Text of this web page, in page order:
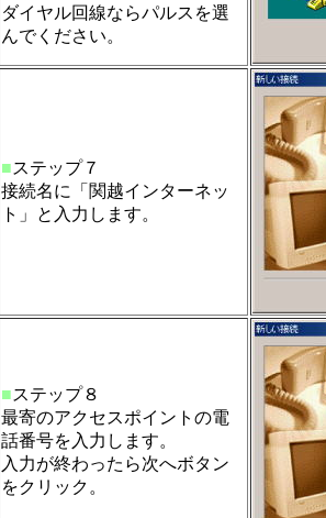
ダイヤル回線ならパルスを選
んでください。
■ステップ７
接続名に「関越インターネッ
ト」と入力します。
■ステップ８
最寄のアクセスポイントの電
話番号を入力します。
入力が終わったら次へボタン
をクリック。